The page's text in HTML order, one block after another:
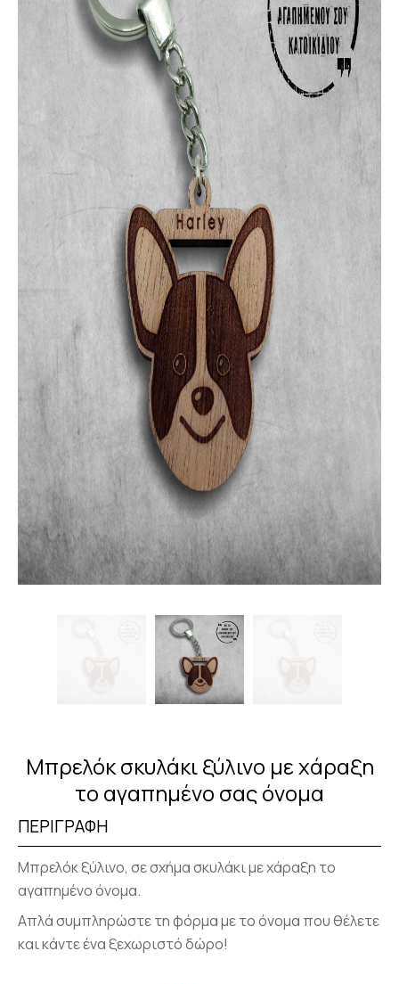
Μπρελόκ σκυλάκι ξύλινο με χάραξη
το αγαπημένο σας όνομα
ΠΕΡΙΓΡΑΦΗ
Μπρελόκ ξύλινο, σε σχήμα σκυλάκι με χάραξη το
αγαπημένο όνομα.
Απλά συμπληρώστε τη φόρμα με το όνομα που θέλετε
και κάντε ένα ξεχωριστό δώρο!